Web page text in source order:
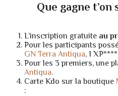
Que gagne
L’inscription gratuite au
Pour les participants
GN Terra Antiqua, 1
Pour les 3 premiers, une
Antiqua.
Carte Kdo sur la boutique
: